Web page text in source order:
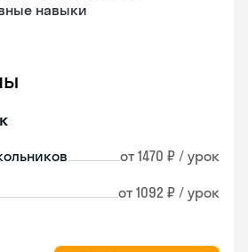
навыки
от 1470 ₽ / урок
от 1092 ₽ / урок